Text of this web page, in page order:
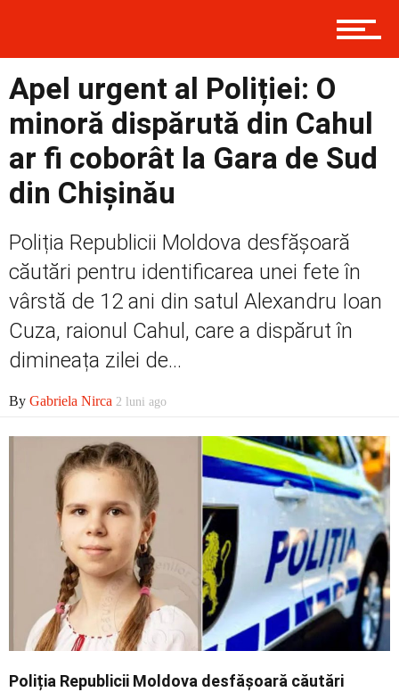
Prima
Externe
Social
Apel urgent al Poliției: O
minoră dispărută din Cahul
ar fi coborât la Gara de Sud
din Chișinău
Poliția Republicii Moldova desfășoară
căutări pentru identificarea unei fete în
vârstă de 12 ani din satul Alexandru Ioan
Cuza, raionul Cahul, care a dispărut în
dimineața zilei de...
By Gabriela Nirca 2 luni ago
Poliția Republicii Moldova desfășoară căutări